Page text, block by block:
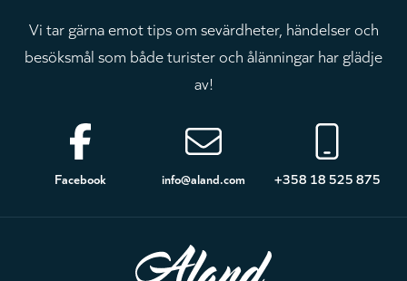
Vi tar gärna emot tips om sevärdheter, händelser och
besöksmål som både turister och ålänningar har glädje
av!
Sidfot
Facebook info@aland.com +358 18 525 875